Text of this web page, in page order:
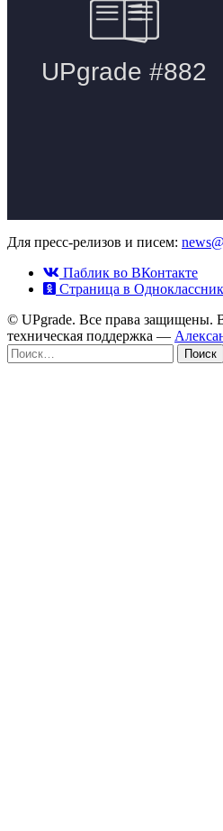
Для пресс-релизов и писем:
Паблик во ВКонтакте
Страница в
© UPgrade. Все права защищены.
техническая поддержка —
Найти: